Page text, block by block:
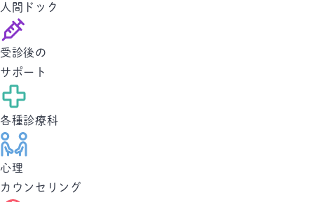
人間ドック
受診後の
サポート
各種診療科
心理
カウンセリング